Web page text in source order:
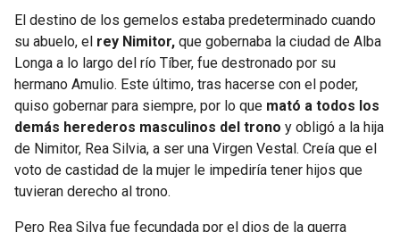
El destino de los gemelos estaba predeterminado cuando
su abuelo, el rey Nimitor, que gobernaba la ciudad de Alba
Longa a lo largo del río Tíber, fue destronado por su
hermano Amulio. Este último, tras hacerse con el poder,
quiso gobernar para siempre, por lo que mató a todos los
demás herederos masculinos del trono y obligó a la hija
de Nimitor, Rea Silvia, a ser una Virgen Vestal. Creía que el
voto de castidad de la mujer le impediría tener hijos que
tuvieran derecho al trono.
Pero Rea Silva fue fecundada por el dios de la guerra